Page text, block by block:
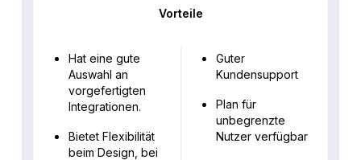
Vorteile
Hat eine gute
Auswahl an
vorgefertigten
Integrationen.
Bietet Flexibilität
beim Design, bei
Guter
Kundensupport
Plan für
unbegrenzte
Nutzer verfügbar